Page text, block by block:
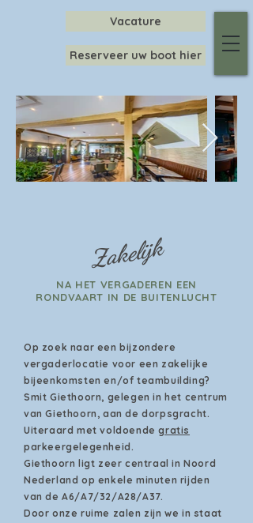
Reserveer uw boot hier
Vacature
Zakelijk
NA HET VERGADEREN EEN
RONDVAART IN DE BUITENLUCHT
Op zoek naar een bijzondere
vergaderlocatie voor een zakelijke
bijeenkomsten en/of teambuilding?
Smit Giethoorn,​ gelegen in het centrum
van Giethoorn, aan de dorpsgracht.
Uiteraard met voldoendegratis
parkeergelegenheid.
Giethoorn ligt zeer centraal in Noord
Nederland op enkele minuten rijden
van de A6/A7/32/A28/A37.
Door onze ruime zalen zijn we in staat